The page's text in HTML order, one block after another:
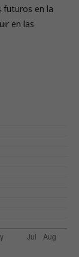
futuros en la
en las